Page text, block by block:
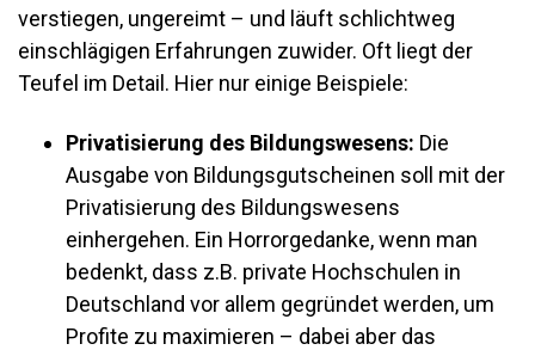
verstiegen, ungereimt – und läuft schlichtweg
einschlägigen Erfahrungen zuwider. Oft liegt der
Teufel im Detail. Hier nur einige Beispiele:
Privatisierung des Bildungswesens: Die
Ausgabe von Bildungsgutscheinen soll mit der
Privatisierung des Bildungswesens
einhergehen. Ein Horrorgedanke, wenn man
bedenkt, dass z.B. private Hochschulen in
Deutschland vor allem gegründet werden, um
Profite zu maximieren – dabei aber das